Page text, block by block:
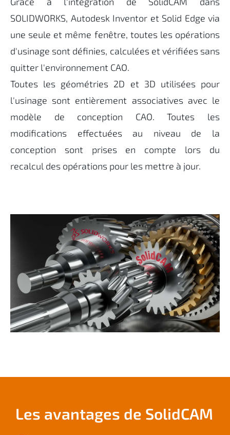
SOLIDWORKS, Autodesk Inventor et Solid Edge via
une seule et même fenêtre, toutes les opérations
d'usinage sont définies, calculées et vérifiées sans
quitter l'environnement CAO.
Toutes les géométries 2D et 3D utilisées pour
l'usinage sont entièrement associatives avec le
modèle de conception CAO. Toutes les
modifications effectuées au niveau de la
conception sont prises en compte lors du
recalcul des opérations pour les mettre à jour.
Les avantages de SolidCAM